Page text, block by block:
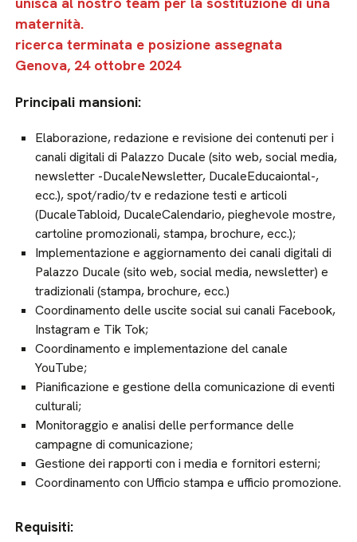
maternità.
ricerca terminata e posizione assegnata
Genova, 24 ottobre 2024
Principali mansioni:
Elaborazione, redazione e revisione dei contenuti per i
canali digitali di Palazzo Ducale (sito web, social media,
newsletter -DucaleNewsletter, DucaleEducaiontal-,
ecc.), spot/radio/tv e redazione testi e articoli
(DucaleTabloid, DucaleCalendario, pieghevole mostre,
cartoline promozionali, stampa, brochure, ecc.);
Implementazione e aggiornamento dei canali digitali di
Palazzo Ducale (sito web, social media, newsletter) e
tradizionali (stampa, brochure, ecc.)
Coordinamento delle uscite social sui canali Facebook,
Instagram e Tik Tok;
Coordinamento e implementazione del canale
YouTube;
Pianificazione e gestione della comunicazione di eventi
culturali;
Monitoraggio e analisi delle performance delle
campagne di comunicazione;
Gestione dei rapporti con i media e fornitori esterni;
Coordinamento con Ufficio stampa e ufficio promozione.
Requisiti: